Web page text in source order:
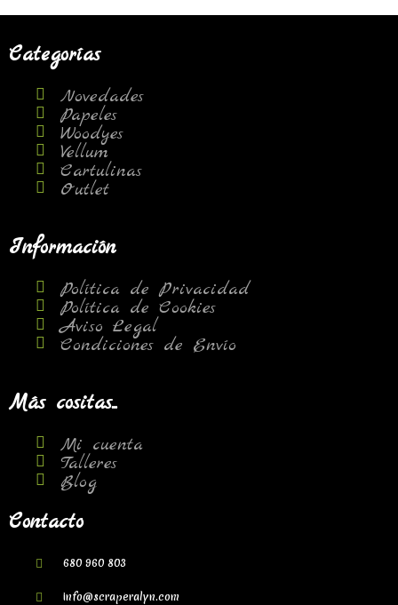
Categorías
Novedades
Papeles
Woodyes
Vellum
Cartulinas
Outlet
Información
Política de Privacidad
Política de Cookies
Aviso Legal
Condiciones de Envío
Más cositas...
Mi cuenta
Talleres
Blog
Contacto
680 960 803
info@scraperalyn.com